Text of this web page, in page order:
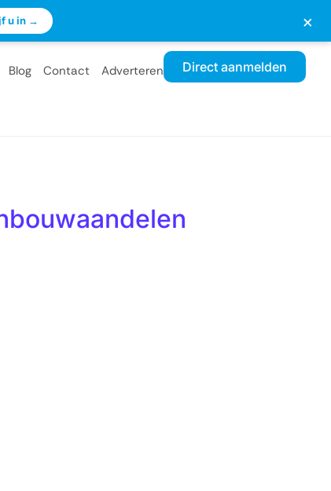
Direct aanmelden
Blog Contact Adverteren
u in → ×